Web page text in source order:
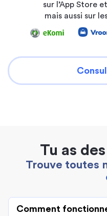
sur l’App Store
mais aussi sur
Tu as
Trouve toutes
Comment